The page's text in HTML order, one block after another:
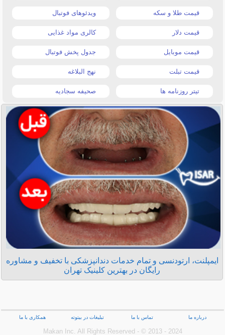
قیمت طلا و سکه ویدئوهای فوتبال
قیمت دلار کالری مواد غذایی
قیمت موبایل جدول پخش فوتبال
قیمت تبلت نهج البلاغه
تیتر روزنامه ها صحیفه سجادیه
ایمپلنت، ارتودنسی و تمام خدمات دندانپزشکی با تخفیف و مشاوره
رایگان در بهترین کلینیک تهران
درباره ما تماس با ما تبلیغات در بیتوته همکاری با ما
Makan Inc.‎ All Rights Reserved - © 2013 - 2024